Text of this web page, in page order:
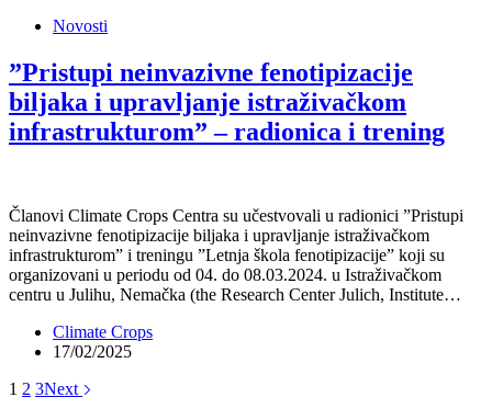
Novosti
”Pristupi neinvazivne fenotipizacije
biljaka i upravljanje istraživačkom
infrastrukturom” – radionica i trening
Članovi Climate Crops Centra su učestvovali u radionici ”Pristupi
neinvazivne fenotipizacije biljaka i upravljanje istraživačkom
infrastrukturom” i treningu ”Letnja škola fenotipizacije” koji su
organizovani u periodu od 04. do 08.03.2024. u Istraživačkom
centru u Julihu, Nemačka (the Research Center Julich, Institute…
Climate Crops
17/02/2025
1 2 3Next